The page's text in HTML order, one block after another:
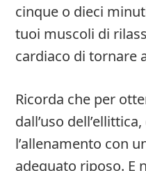
cinque o dieci
tuoi muscoli di
cardiaco di tornare
Ricorda che per
dall’uso
l’allenamento con
adeguato riposo. E